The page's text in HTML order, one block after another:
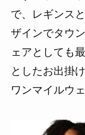
で、レギンス
ザインでタウ
ェアとしても
としたお出掛
ワンマイルウ